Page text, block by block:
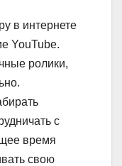
в интернете
YouTube.
ролики,
с
время
свою